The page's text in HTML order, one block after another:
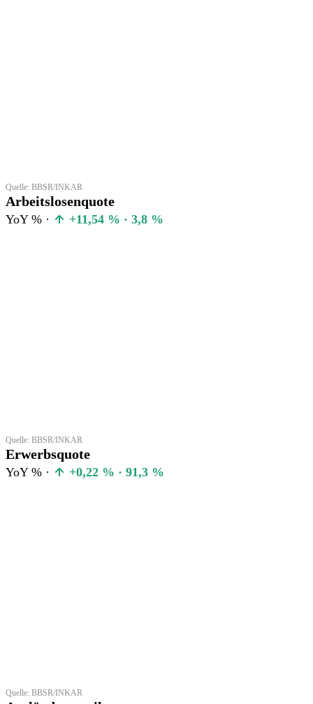
Quelle: BBSR/INKAR
Arbeitslosenquote
YoY % · +11,54 % · 3,8 %
Quelle: BBSR/INKAR
Erwerbsquote
YoY % · +0,22 % · 91,3 %
Quelle: BBSR/INKAR